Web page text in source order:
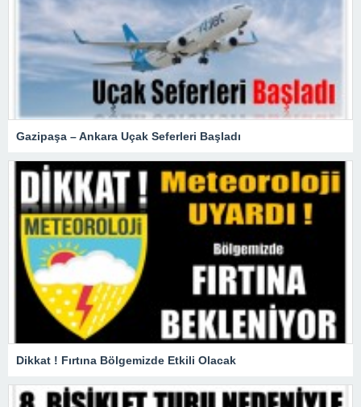
Gazipaşa – Ankara Uçak Seferleri Başladı
Dikkat ! Fırtına Bölgemizde Etkili Olacak